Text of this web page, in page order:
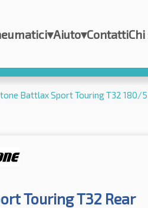
▾Aiuto▾Contatti
Battlax Sport Touring T32 180/
Touring T32 Rear